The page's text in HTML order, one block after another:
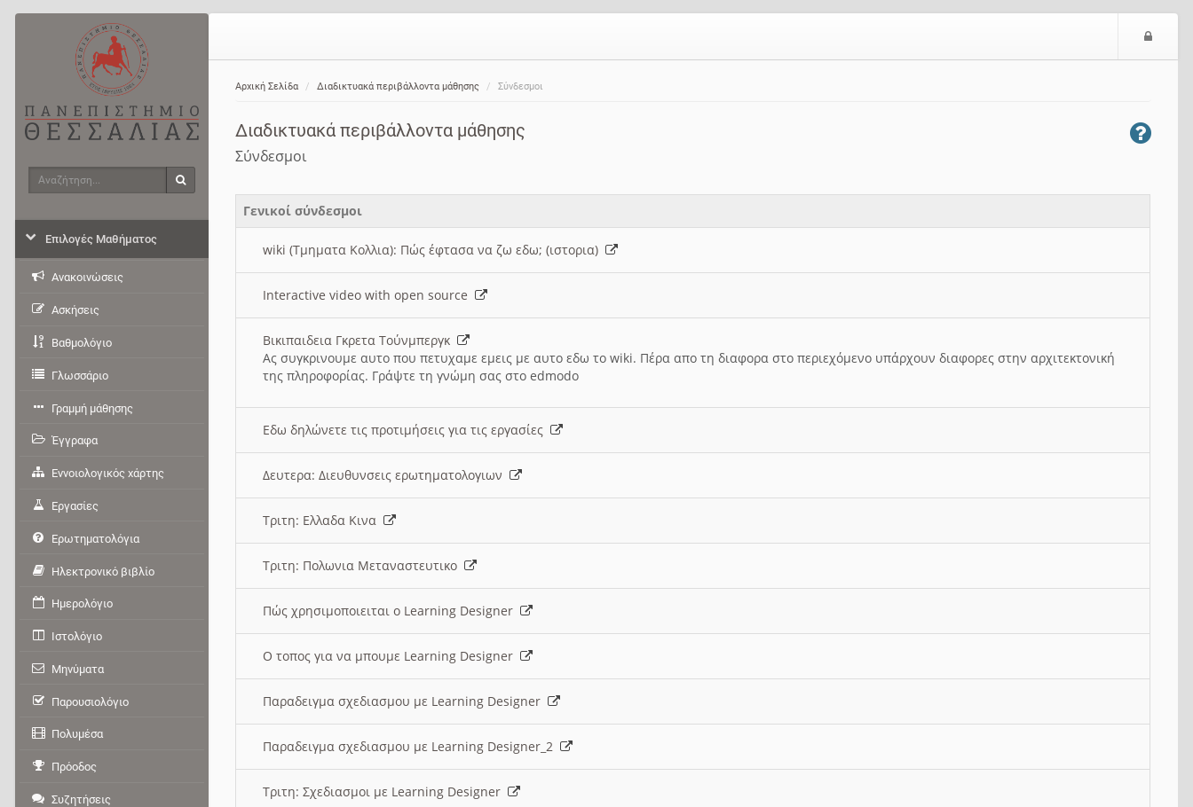
Αρχική Σελίδα Διαδικτυακά περιβάλλοντα μάθησης Σύνδεσμοι
Διαδικτυακά περιβάλλοντα μάθησης
Σύνδεσμοι
Γενικοί σύνδεσμοι
wiki (Τμηματα Κολλια): Πώς έφτασα να ζω εδω; (ιστορια)
Interactive video with open source
Βικιπαιδεια Γκρετα Τούνμπεργκ
Ας συγκρινουμε αυτο που πετυχαμε εμεις με αυτο εδω το wiki. Πέρα απο τη διαφορα στο περιεχόμενο υπάρχουν διαφορες στην αρχιτεκτονική
της πληροφορίας. Γράψτε τη γνώμη σας στο edmodo
Εδω δηλώνετε τις προτιμήσεις για τις εργασίες
Δευτερα: Διευθυνσεις ερωτηματολογιων
Τριτη: Ελλαδα Κινα
Τριτη: Πολωνια Μεταναστευτικο
Πώς χρησιμοποιειται ο Learning Designer
O τοπος για να μπουμε Learning Designer
Παραδειγμα σχεδιασμου με Learning Designer
Παραδειγμα σχεδιασμου με Learning Designer_2
Τριτη: Σχεδιασμοι με Learning Designer
Αναζήτηση
Επιλογές Μαθήματος
Ανακοινώσεις
Ασκήσεις
Βαθμολόγιο
Γλωσσάριο
Γραμμή μάθησης
Έγγραφα
Εννοιολογικός χάρτης
Εργασίες
Ερωτηματολόγια
Ηλεκτρονικό βιβλίο
Ημερολόγιο
Ιστολόγιο
Μηνύματα
Παρουσιολόγιο
Πολυμέσα
Πρόοδος
Συζητήσεις